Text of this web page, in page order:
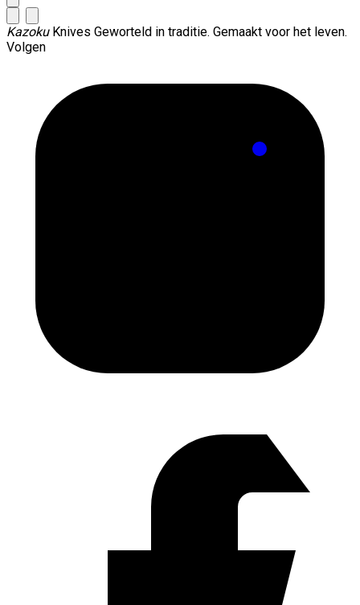
KazokuKnives Geworteld in traditie. Gemaakt voor het leven.
Volgen